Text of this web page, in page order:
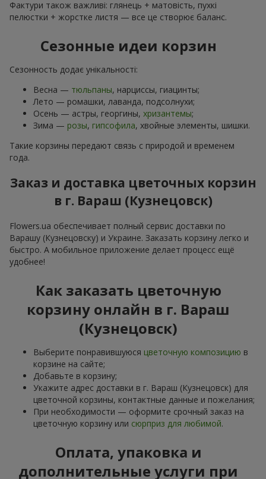
Фактури також важливі: глянець + матовість, пухкі
пелюстки + жорстке листя — все це створює баланс.
Сезонные идеи корзин
Сезонность додає унікальності:
Весна — тюльпаны, нарциссы, гиацинты;
Лето — ромашки, лаванда, подсолнухи;
Осень — астры, георгины, хризантемы;
Зима — розы, гипсофила, хвойные элементы, шишки.
Такие корзины передают связь с природой и временем
года.
Заказ и доставка цветочных корзин
в г. Вараш (Кузнецовск)
Flowers.ua обеспечивает полный сервис доставки по
Варашу (Кузнецовску) и Украине. Заказать корзину легко и
быстро. А мобильное приложение делает процесс ещё
удобнее!
Как заказать цветочную
корзину онлайн в г. Вараш
(Кузнецовск)
Выберите понравившуюся цветочную композицию в
корзине на сайте;
Добавьте в корзину;
Укажите адрес доставки в г. Вараш (Кузнецовск) для
цветочной корзины, контактные данные и пожелания;
При необходимости — оформите срочный заказ на
цветочную корзину или сюрприз для любимой.
Оплата, упаковка и
дополнительные услуги при